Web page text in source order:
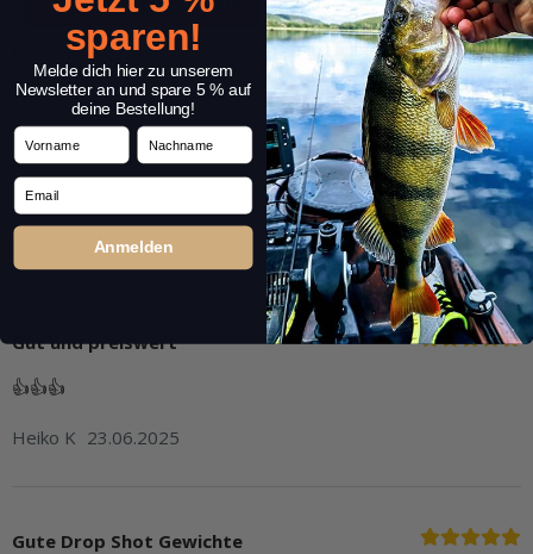
Einträge insgesamt: 3
Gut und preiswert
👍👍👍
Heiko K 23.06.2025
Gute Drop Shot Gewichte
sparen!
Melde dich hier zu unserem
Newsletter an und spare 5 % auf
deine Bestellung!
Vorname Nachname
Email
Anmelden